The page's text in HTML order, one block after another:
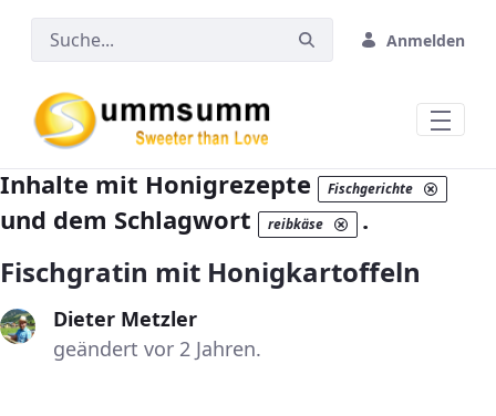
Zum Hauptinhalt springen
Anmelden
Inhalte mit Honigrezepte Fischgerichte
und dem Schlagwort reibkäse .
Fischgratin mit Honigkartoffeln
Dieter Metzler
geändert vor 2 Jahren.